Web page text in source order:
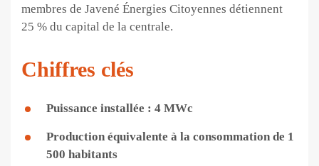
membres de Javené Énergies Citoyennes détiennent
25 % du capital de la centrale.
Chiffres clés
Puissance installée : 4 MWc
Production équivalente à la consommation de 1
500 habitants